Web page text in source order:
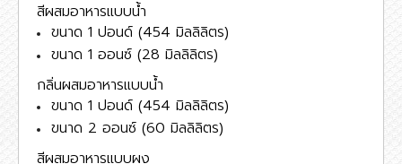
สีผสมอาหารแบบน้ำ
ขนาด 1 ปอนด์ (454 มิลลิลิตร)
ขนาด 1 ออนซ์ (28 มิลลิลิตร)
กลิ่นผสมอาหารแบบน้ำ
ขนาด 1 ปอนด์ (454 มิลลิลิตร)
ขนาด 2 ออนซ์ (60 มิลลิลิตร)
สีผสมอาหารแบบผง